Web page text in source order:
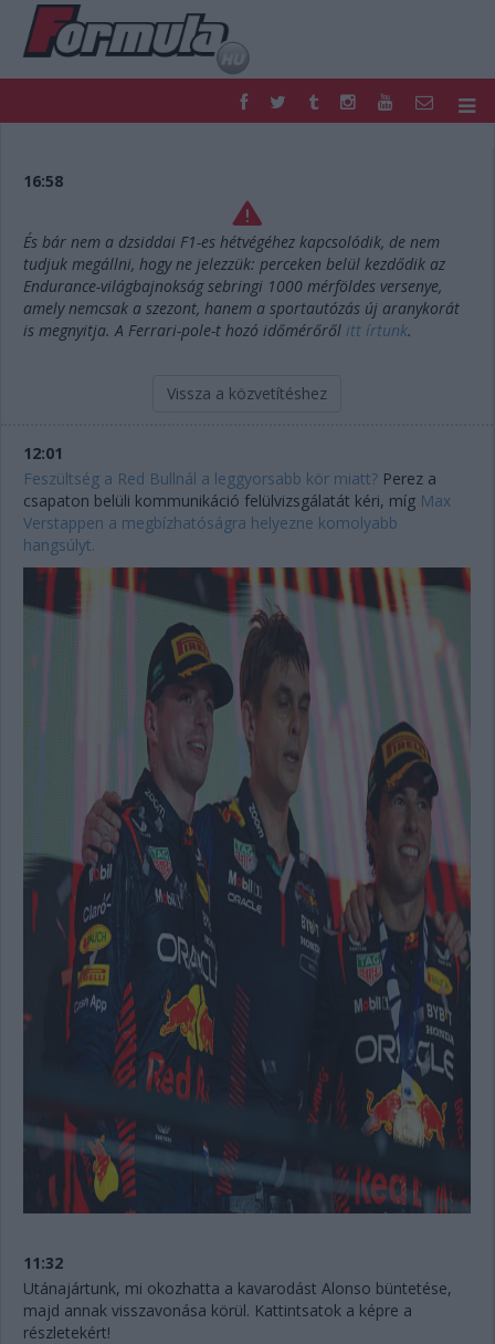
FORMULA
RETRO
EGYÉB
PODCAST
SHOP
LIVE
TIPPJÁTÉK
DIGITÁLIS MAGAZIN
PONTÁLLÁSOK
VERSENYNAPTÁRAK
16:58
És bár nem a dzsiddai F1-es hétvégéhez kapcsolódik, de nem
tudjuk megállni, hogy ne jelezzük: perceken belül kezdődik az
Endurance-világbajnokság sebringi 1000 mérföldes versenye,
amely nemcsak a szezont, hanem a sportautózás új aranykorát
is megnyitja. A Ferrari-pole-t hozó időmérőről itt írtunk.
Vissza a közvetítéshez
12:01
Feszültség a Red Bullnál a leggyorsabb kör miatt? Perez a
csapaton belüli kommunikáció felülvizsgálatát kéri, míg Max
Verstappen a megbízhatóságra helyezne komolyabb
hangsúlyt.
11:32
Utánajártunk, mi okozhatta a kavarodást Alonso büntetése,
majd annak visszavonása körül. Kattintsatok a képre a
részletekért!